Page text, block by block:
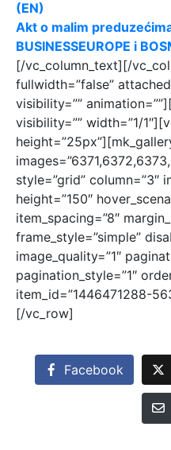
(EN)
Akt o malim
BUSINESSEUROPE i
[/vc_column_text][/
fullwidth=”false”
visibility=””
visibility=”” width=”1/
style=”grid” column=”3″
height=”150″
item_spacing=”8″
frame_style=”simple”
image_quality=”1″
pagination_style=”1″
item_id=”1446471288-
[/vc_row]
Facebook